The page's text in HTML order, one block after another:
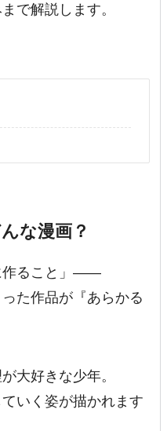
で解説します。
な漫画？
作ること」——
た作品が『あらかる
大好きな少年。
いく姿が描かれます